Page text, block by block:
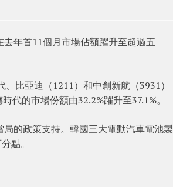
年首11個月市場佔額躍升至超過五
比亞迪（1211）和中創新航（3931）
代的市場份額由32.2%躍升至37.1%。
的政策支持。韓國三大電動汽車電池製
點。